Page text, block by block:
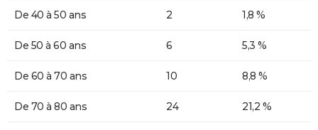
De 40 à 50 ans 2 1,8 %
De 50 à 60 ans 6 5,3 %
De 60 à 70 ans 10 8,8 %
De 70 à 80 ans 24 21,2 %